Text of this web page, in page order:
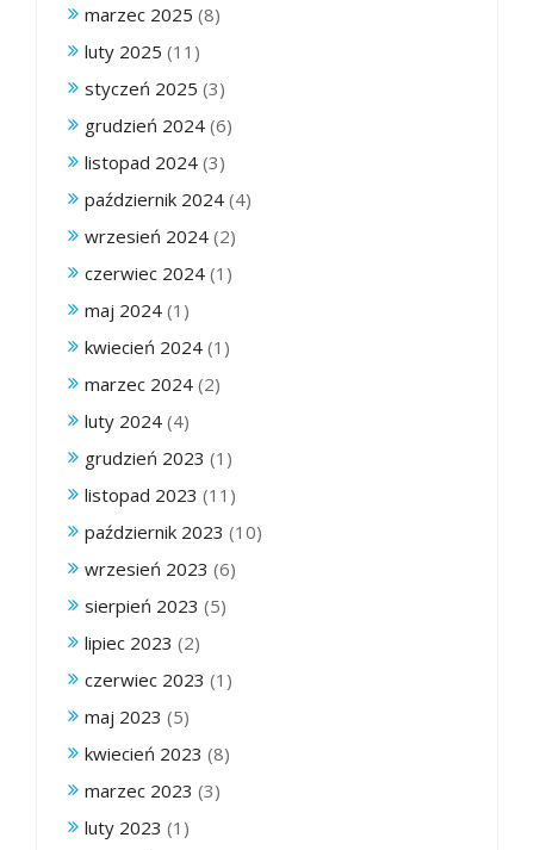
marzec 2025 (8)
luty 2025 (11)
styczeń 2025 (3)
grudzień 2024 (6)
listopad 2024 (3)
październik 2024 (4)
wrzesień 2024 (2)
czerwiec 2024 (1)
maj 2024 (1)
kwiecień 2024 (1)
marzec 2024 (2)
luty 2024 (4)
grudzień 2023 (1)
listopad 2023 (11)
październik 2023 (10)
wrzesień 2023 (6)
sierpień 2023 (5)
lipiec 2023 (2)
czerwiec 2023 (1)
maj 2023 (5)
kwiecień 2023 (8)
marzec 2023 (3)
luty 2023 (1)